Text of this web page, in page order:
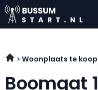
Woonplaats te koop
Boomgat